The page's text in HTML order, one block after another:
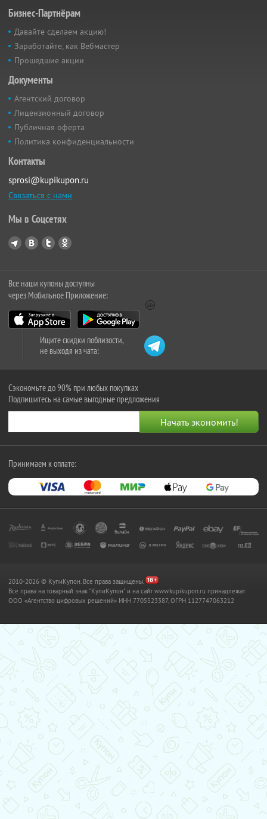
Бизнес-Партнёрам
Давайте сделаем акцию!
Заработайте, как Вебмастер
Прошедшие акции
Документы
Агентский договор
Лицензионный договор
Публичная оферта
Политика конфиденциальности
Контакты
sprosi@kupikupon.ru
Связаться с нами
Мы в Соцсетях
Все наши купоны доступны
через Мобильное Приложение:
Ищите скидки поблизости,
не выходя из чата:
Сэкономьте до 90% при любых покупках
Подпишитесь на самые выгодные предложения
Принимаем к оплате:
2010-2026 © КупиКупон. Все права защищены.
Все права на товарный знак "КупиКупон" и на сайт www.kupikupon.ru принадлежат
OOO «Агентство цифровых решений» ИНН 7705523387, ОГРН 1127747063212